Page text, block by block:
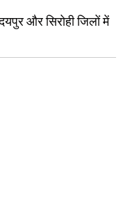
और सिरोही जिलों में